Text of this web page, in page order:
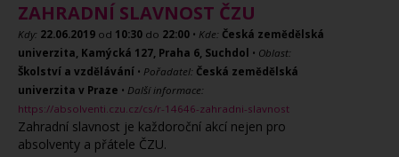
ZAHRADNÍ SLAVNOST ČZU
Kdy: 22.06.2019 od 10:30 do 22:00 • Kde: Česká zemědělská
univerzita, Kamýcká 127, Praha 6, Suchdol • Oblast:
Školství a vzdělávání • Pořadatel: Česká zemědělská
univerzita v Praze • Další informace:
https://absolventi.czu.cz/cs/r-14646-zahradni-slavnost
Zahradní slavnost je každoroční akcí nejen pro
absolventy a přátele ČZU.